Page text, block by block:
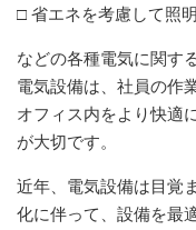
□ 省エネを考慮して照
などの各種電気に関す
電気設備は、社員の作
オフィス内をより快適
が大切です。
近年、電気設備は目覚
化に伴って、設備を最